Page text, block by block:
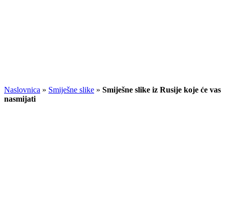
Naslovnica » Smiješne slike » Smiješne slike iz Rusije koje će vas
nasmijati